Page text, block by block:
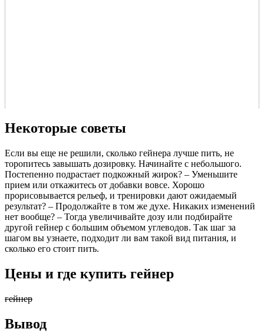
Некоторые советы
Если вы еще не решили, сколько гейнера лучше пить, не
торопитесь завышать дозировку. Начинайте с небольшого.
Постепенно подрастает подкожный жирок? – Уменьшите
прием или откажитесь от добавки вовсе. Хорошо
прорисовывается рельеф, и тренировки дают ожидаемый
результат? – Продолжайте в том же духе. Никаких изменений
нет вообще? – Тогда увеличивайте дозу или подбирайте
другой гейнер с большим объемом углеводов. Так шаг за
шагом вы узнаете, подходит ли вам такой вид питания, и
сколько его стоит пить.
Цены и где купить гейнер
гейнер
Вывод